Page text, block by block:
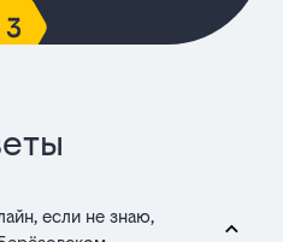
если не знаю,